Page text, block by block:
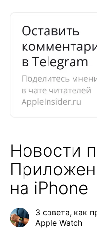
Новости
на iPhone
3 совета, как
Apple Watch